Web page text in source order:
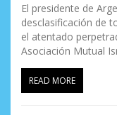
El presidente de
desclasificación de
el atentado
Asociación Mutual
READ MORE